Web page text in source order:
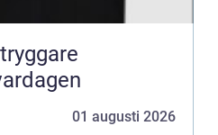
01 augusti 2026